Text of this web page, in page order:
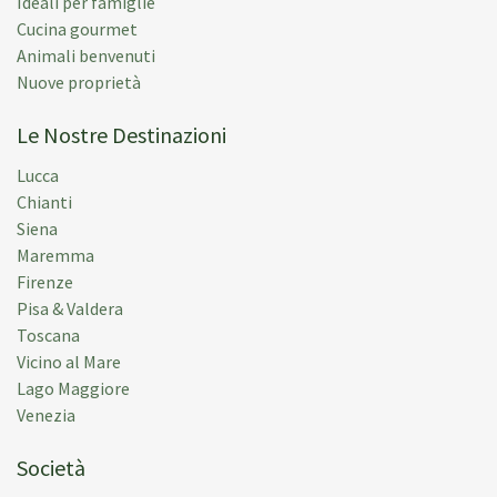
only recommend it wholeheartedly.
Pubblicato: 03 giu 2026
Periodo Della Vacanza:
Emily S.
Wonderful house. Wonderful staff. Salogi was
excellent, everything was as they told us. Terrific.
Pubblicato:
Periodo Della Vacanza:
Cucina gourmet
Animali benvenuti
Nuove proprietà
Le Nostre Destinazioni
Lucca
Chianti
Siena
Maremma
Firenze
Pisa & Valdera
Toscana
Vicino al Mare
Lago Maggiore
Venezia
Società